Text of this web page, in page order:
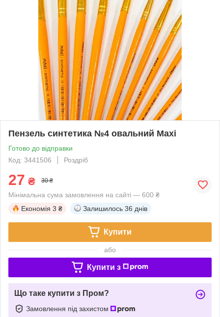
Пензель синтетика №4 овальний Maxi
Готово до відправки
Код: 3441506
Роздріб
27 ₴ 30 ₴
Мінімальна сума замовлення на сайті — 600 ₴
Економія 3 ₴ Залишилось 36 днів
Купити
або
Купити з
Що таке купити з Пром?
Замовлення під захистом